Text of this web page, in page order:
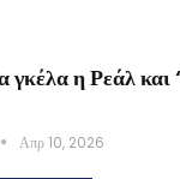
η Ρεάλ και
Απρ 10, 2026